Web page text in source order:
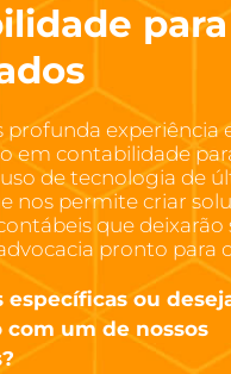
para
profunda experiência
em contabilidade
de tecnologia de
nos permite criar
que deixarão
pronto para
específicas ou
com um de nossos